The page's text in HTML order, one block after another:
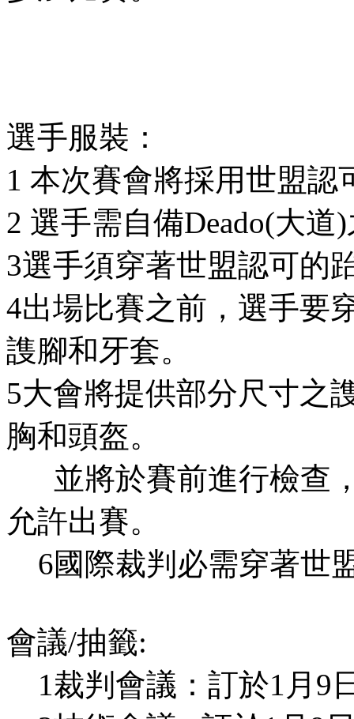
選手服裝：
1 本次賽會將採用世盟認
2 選手需自備Deado(大道
3選手須穿著世盟認可的
4出場比賽之前，選手要
謢腳和牙套。
5大會將提供部分尺寸之
胸和頭盔。
並將於賽前進行檢查
允許出賽。
6國際裁判必需穿著世
會議/抽籤:
1裁判會議：訂於1月9